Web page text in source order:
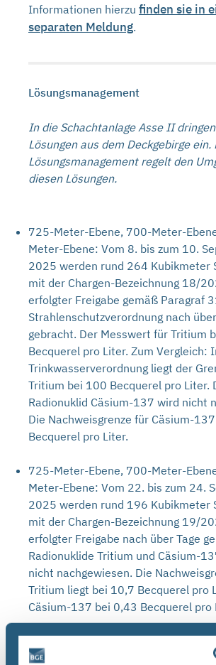
Informationen hierzu finden sie in
separaten Meldung.
Lösungsmanagement
In die Schachtanlage Asse II
Lösungen aus dem Deckgebirge ein.
Lösungsmanagement regelt den
diesen Lösungen.
725-Meter-Ebene, 700-Meter-
Meter-Ebene: Vom 8. bis zum 10.
2025 werden rund 264 Kubikmeter
mit der Chargen-Bezeichnung 18/
erfolgter Freigabe gemäß Paragraf
Strahlenschutzverordnung nach
gebracht. Der Messwert für Tritium
Becquerel pro Liter. Zum Vergleich:
Trinkwasserverordnung liegt der
Tritium bei 100 Becquerel pro Liter.
Radionuklid Cäsium-137 wird nicht
Die Nachweisgrenze für Cäsium-
Becquerel pro Liter.
725-Meter-Ebene, 700-Meter-
Meter-Ebene: Vom 22. bis zum 24.
2025 werden rund 196 Kubikmeter
mit der Chargen-Bezeichnung 19/
erfolgter Freigabe nach über Tage
Radionuklide Tritium und Cäsium-
nicht nachgewiesen. Die
Tritium liegt bei 10,7 Becquerel pro
Cäsium-137 bei 0,43 Becquerel pro
658-Meter-Ebene, ehemalige
Die BGE gewinnt neue Erkenntnisse